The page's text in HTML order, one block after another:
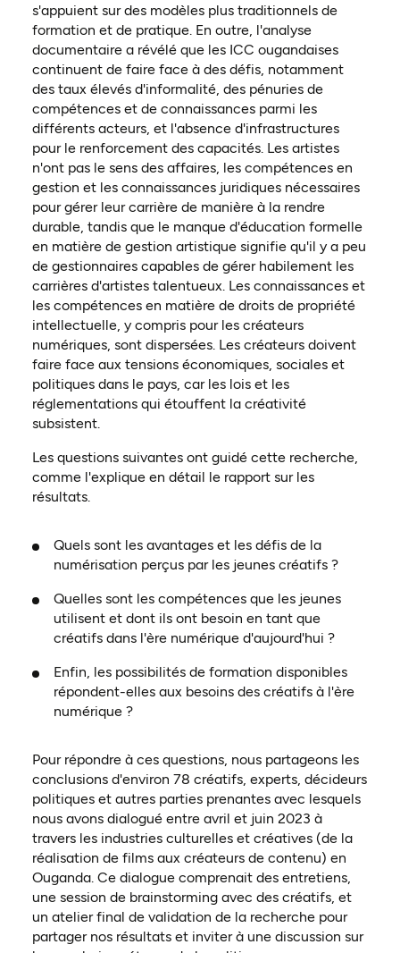
s'appuient sur des modèles plus traditionnels de
formation et de pratique. En outre, l'analyse
documentaire a révélé que les ICC ougandaises
continuent de faire face à des défis, notamment
des taux élevés d'informalité, des pénuries de
compétences et de connaissances parmi les
différents acteurs, et l'absence d'infrastructures
pour le renforcement des capacités. Les artistes
n'ont pas le sens des affaires, les compétences en
gestion et les connaissances juridiques nécessaires
pour gérer leur carrière de manière à la rendre
durable, tandis que le manque d'éducation formelle
en matière de gestion artistique signifie qu'il y a peu
de gestionnaires capables de gérer habilement les
carrières d'artistes talentueux. Les connaissances et
les compétences en matière de droits de propriété
intellectuelle, y compris pour les créateurs
numériques, sont dispersées. Les créateurs doivent
faire face aux tensions économiques, sociales et
politiques dans le pays, car les lois et les
réglementations qui étouffent la créativité
subsistent.
Les questions suivantes ont guidé cette recherche,
comme l'explique en détail le rapport sur les
résultats.
Quels sont les avantages et les défis de la
numérisation perçus par les jeunes créatifs ?
Quelles sont les compétences que les jeunes
utilisent et dont ils ont besoin en tant que
créatifs dans l'ère numérique d'aujourd'hui ?
Enfin, les possibilités de formation disponibles
répondent-elles aux besoins des créatifs à l'ère
numérique ?
Pour répondre à ces questions, nous partageons les
conclusions d'environ 78 créatifs, experts, décideurs
politiques et autres parties prenantes avec lesquels
nous avons dialogué entre avril et juin 2023 à
travers les industries culturelles et créatives (de la
réalisation de films aux créateurs de contenu) en
Ouganda. Ce dialogue comprenait des entretiens,
une session de brainstorming avec des créatifs, et
un atelier final de validation de la recherche pour
partager nos résultats et inviter à une discussion sur